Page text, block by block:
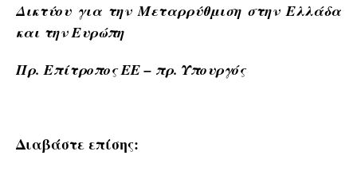
Δικτύου για την Μεταρρύθμιση στην Ελλάδα
και την Ευρώπη
Πρ. Επίτροπος ΕΕ – πρ. Υπουργός
Διαβάστε επίσης: